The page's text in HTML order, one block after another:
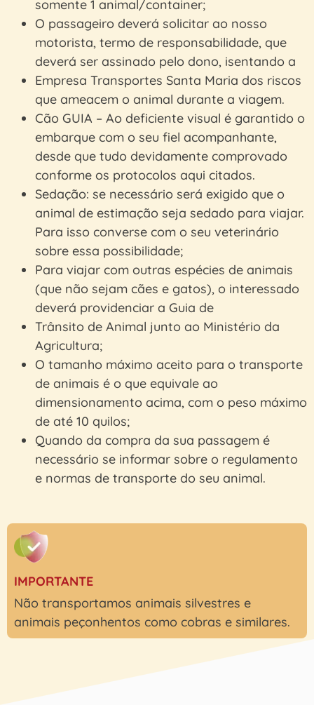
somente 1 animal/container;
O passageiro deverá solicitar ao nosso
motorista, termo de responsabilidade, que
deverá ser assinado pelo dono, isentando a
Empresa Transportes Santa Maria dos riscos
que ameacem o animal durante a viagem.
Cão GUIA – Ao deficiente visual é garantido o
embarque com o seu fiel acompanhante,
desde que tudo devidamente comprovado
conforme os protocolos aqui citados.
Sedação: se necessário será exigido que o
animal de estimação seja sedado para viajar.
Para isso converse com o seu veterinário
sobre essa possibilidade;
Para viajar com outras espécies de animais
(que não sejam cães e gatos), o interessado
deverá providenciar a Guia de
Trânsito de Animal junto ao Ministério da
Agricultura;
O tamanho máximo aceito para o transporte
de animais é o que equivale ao
dimensionamento acima, com o peso máximo
de até 10 quilos;
Quando da compra da sua passagem é
necessário se informar sobre o regulamento
e normas de transporte do seu animal.
IMPORTANTE
Não transportamos animais silvestres e
animais peçonhentos como cobras e similares.